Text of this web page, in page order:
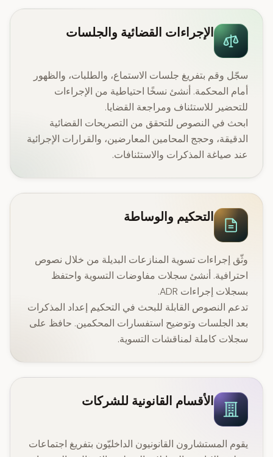
الإجراءات القضائية والجلسات
سجّل وقم بتفريغ جلسات الاستماع، والطلبات، والظهور
أمام المحكمة. أنشئ نسخًا احتياطية من الإجراءات
للتحضير للاستئناف ومراجعة القضايا.
ابحث في النصوص للتحقق من التصريحات القضائية
الدقيقة، وحجج المحامين المعارضين، والقرارات الإجرائية
عند صياغة المذكرات والاستئنافات.
التحكيم والوساطة
وثّق إجراءات تسوية المنازعات البديلة من خلال نصوص
احترافية. أنشئ سجلات مفاوضات التسوية واحتفظ
بسجلات إجراءات ADR.
تدعم النصوص القابلة للبحث في التحكيم إعداد المذكرات
بعد الجلسات وتوضيح استفسارات المحكمين. حافظ على
سجلات كاملة لمناقشات التسوية.
الأقسام القانونية للشركات
يقوم المستشارون القانونيون الداخليّون بتفريغ اجتماعات